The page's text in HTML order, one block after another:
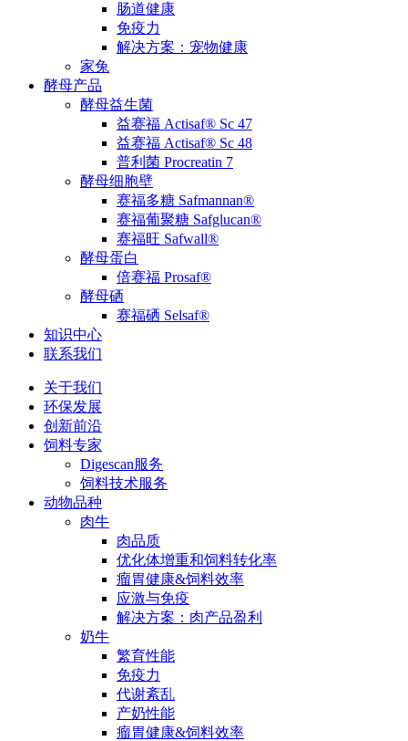
肠道健康
免疫力
解决方案：宠物健康
家兔
酵母产品
酵母益生菌
益赛福 Actisaf® Sc 47
益赛福 Actisaf® Sc 48
普利菌 Procreatin 7
酵母细胞壁
赛福多糖 Safmannan®
赛福葡聚糖 Safglucan®
赛福旺 Safwall®
酵母蛋白
倍赛福 Prosaf®
酵母硒
赛福硒 Selsaf®
知识中心
联系我们
关于我们
环保发展
创新前沿
饲料专家
Digescan服务
饲料技术服务
动物品种
肉牛
肉品质
优化体增重和饲料转化率
瘤胃健康&饲料效率
应激与免疫
解决方案：肉产品盈利
奶牛
繁育性能
免疫力
代谢紊乱
产奶性能
瘤胃健康&饲料效率